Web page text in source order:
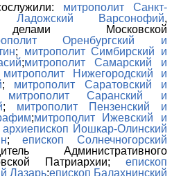
митрополит Санкт-
Ладожский Варсонофий,
Московской
Оренбургский и
; митрополит Симбирский и
;митрополит Самарский и
митрополит Нижегородский и
; митрополит Саратовский и
митрополит Саранский и
; митрополит Пензенский и
;митрополит Ижевский и
архиепископ Йошкар-Олинский
;епископ Солнечногорский
Административного
Патриархии; епископ
Лазарь;епископ Балахнинский